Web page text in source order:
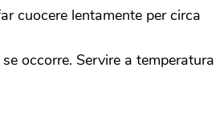
cuocere lentamente per circa
occorre. Servire a temperatura